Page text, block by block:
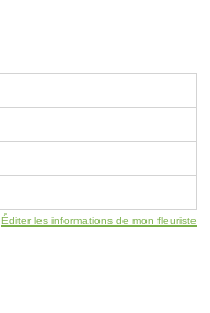
Éditer les informations de mon fleuriste